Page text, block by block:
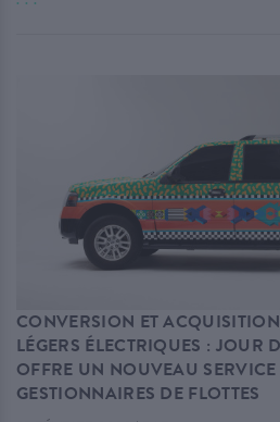
CONVERSION ET
LÉGERS ÉLECTRIQUES : JOUR
OFFRE UN NOUVEAU
GESTIONNAIRES DE FLOTTES